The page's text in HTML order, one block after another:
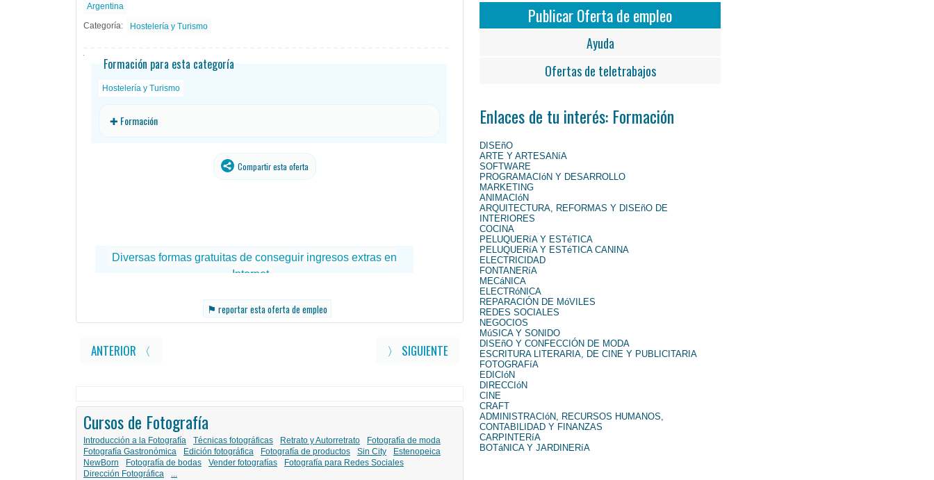
Argentina
Categoría:
Hostelería y Turismo
Formación para esta categoría
Hostelería y Turismo
✚ Formación
Compartir esta oferta
⚑ reportar esta oferta de empleo
ANTERIOR 〈 〉 SIGUIENTE
Cursos de Fotografía
Introducción a la Fotografía Técnicas fotográficas Retrato y Autorretrato
Fotografía de moda
Fotografía Gastronómica
Edición fotográfica Fotografía de productos Sin City
Estenopeica
NewBorn
Fotografía de bodas Vender fotografías
Fotografía para Redes Sociales
Dirección Fotográfica
...
Publicar Oferta de empleo
Ayuda
Ofertas de teletrabajos
Enlaces de tu interés: Formación
DISEñO
ARTE Y ARTESANíA
SOFTWARE
PROGRAMACIóN Y DESARROLLO
MARKETING
ANIMACIóN
ARQUITECTURA, REFORMAS Y DISEñO DE
INTERIORES
COCINA
PELUQUERíA Y ESTéTICA
PELUQUERíA Y ESTéTICA CANINA
ELECTRICIDAD
FONTANERíA
MECáNICA
ELECTRóNICA
REPARACIÓN DE MóVILES
REDES SOCIALES
NEGOCIOS
MúSICA Y SONIDO
DISEñO Y CONFECCIÓN DE MODA
ESCRITURA LITERARIA, DE CINE Y PUBLICITARIA
FOTOGRAFíA
EDICIóN
DIRECCIóN
CINE
CRAFT
ADMINISTRACIóN, RECURSOS HUMANOS,
CONTABILIDAD Y FINANZAS
CARPINTERíA
BOTáNICA Y JARDINERíA